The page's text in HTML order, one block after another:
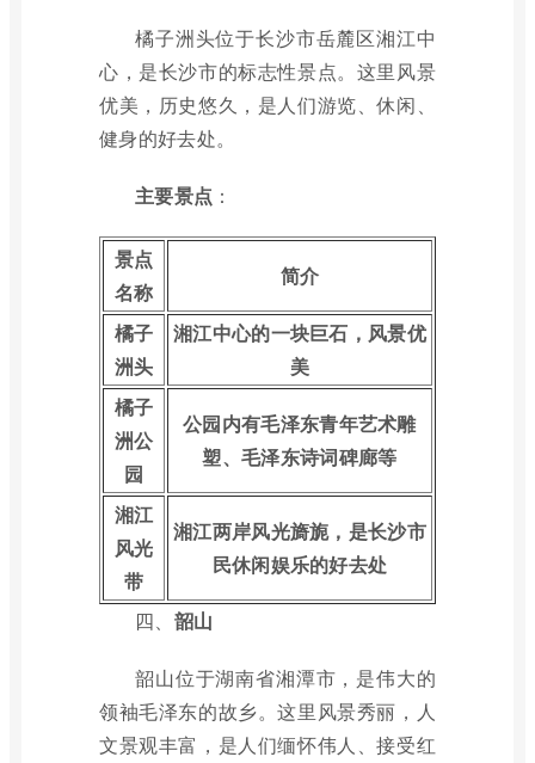
橘子洲头位于长沙市岳麓区湘江中
心，是长沙市的标志性景点。这里风景
优美，历史悠久，是人们游览、休闲、
健身的好去处。
主要景点 ：
景点
名称
简介
橘子
洲头
湘江中心的一块巨石，风景优
美
橘子
洲公
园
公园内有毛泽东青年艺术雕
塑、毛泽东诗词碑廊等
湘江
风光
带
湘江两岸风光旖旎，是长沙市
民休闲娱乐的好去处
四、 韶山
韶山位于湖南省湘潭市，是伟大的
领袖毛泽东的故乡。这里风景秀丽，人
文景观丰富，是人们缅怀伟人、接受红